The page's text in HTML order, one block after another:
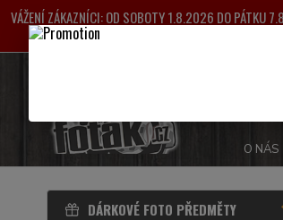
VÁŽENÍ ZÁKAZNÍCI: OD SOBOTY 1.8.2026 DO PÁTKU
O NÁS
DÁRKOVÉ FOTO PŘEDMĚTY